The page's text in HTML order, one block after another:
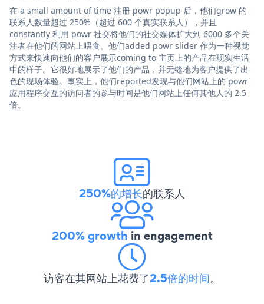
在 a small amount of time 注册 powr popup 后，他们grow 的
联系人数量超过 250%（超过 600 个真实联系人），并且
constantly 利用 powr 社交将他们的社交媒体扩大到 6000 多个关
注者在他们的网站上喂食。他们added powr slider 作为一种视觉
方式来快速向他们的客户展示coming to 主页上的产品在现实生活
中的样子。它很好地展示了他们的产品，并无缝地为客户提供了出
色的现场体验。事实上，他们reported发现与他们网站上的 powr
应用程序交互的访问者的参与时间是他们网站上任何其他人的 2.5
倍。
250%的增长的联系人
200% growth in engagement
访客在其网站上花费了2.5倍的时间。